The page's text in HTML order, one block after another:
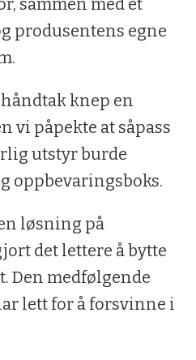
sammen med et
produsentens egne
knep en
vi påpekte at såpass
utstyr burde
oppbevaringsboks.
løsning på
det lettere å bytte
Den medfølgende
lett for å forsvinne i